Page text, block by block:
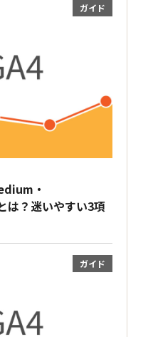
ガイド
・
？迷いやすい3項
ガイド